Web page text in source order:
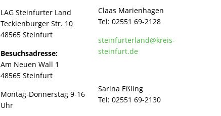
LAG Steinfurter Land
Tecklenburger Str. 10
48565 Steinfurt
Besuchsadresse:
Am Neuen Wall 1
48565 Steinfurt
Montag-Donnerstag 9-16
Uhr
Claas Marienhagen
Tel: 02551 69-2128
steinfurterland@kreis-
steinfurt.de
Sarina Eßling
Tel: 02551 69-2130